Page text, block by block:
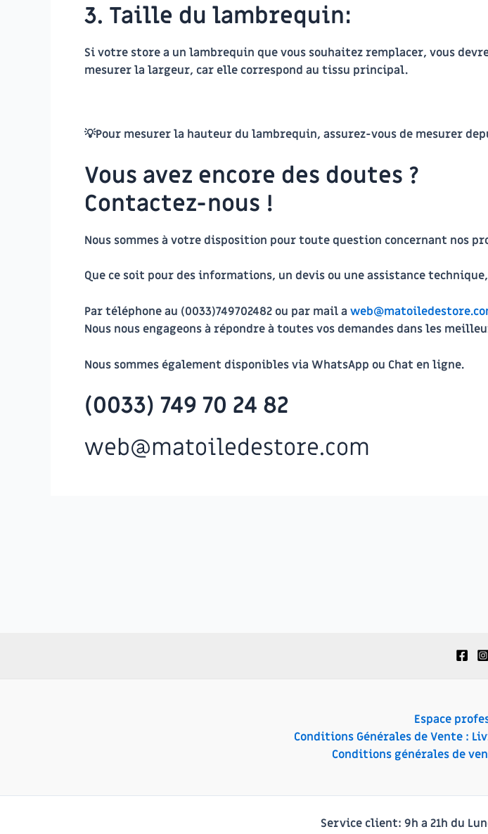
3. Taille du lambrequin:
Si votre store a un lambrequin que vous souhaitez remplacer, vous
mesurer la largeur, car elle correspond au tissu principal.
💡Pour mesurer la hauteur du lambrequin, assurez-vous de mesurer
Vous avez encore des doutes ?
Contactez-nous !
Nous sommes à votre disposition pour toute question concernant nos
Que ce soit pour des informations, un devis ou uneassistance technique
Par téléphone au (0033)749702482 ou par mail a
Nous nous engageons à répondre à toutes vos demandes dans les
Nous sommes également disponibles via WhatsApp ou Chat en ligne.
(0033) 749 70 24 82
web@matoiledestore.com
Espace
Conditions Générales de Vente :
Conditions générales de
Service client: 9h a 21h du